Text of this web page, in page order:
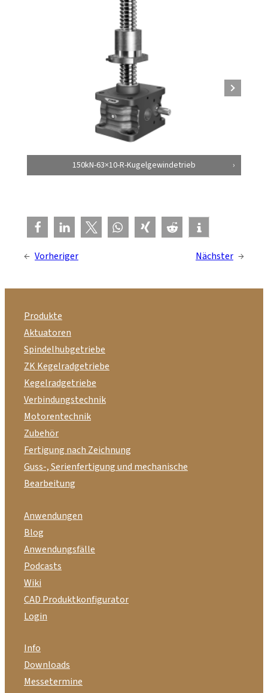
150kN-63×10-R-Kugelgewindetrieb
← Vorheriger Nächster →
Produkte
Aktuatoren
Spindelhubgetriebe
ZK Kegelradgetriebe
Kegelradgetriebe
Verbindungstechnik
Motorentechnik
Zubehör
Fertigung nach Zeichnung
Guss-, Serienfertigung und mechanische
Bearbeitung
Anwendungen
Blog
Anwendungsfälle
Podcasts
Wiki
CAD Produktkonfigurator
Login
Info
Downloads
Messetermine